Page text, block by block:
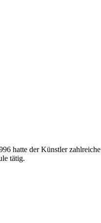
hatte der Künstler zahlreiche
tätig.